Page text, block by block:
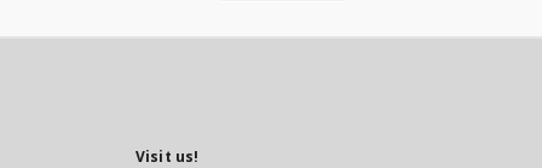
Visit us!